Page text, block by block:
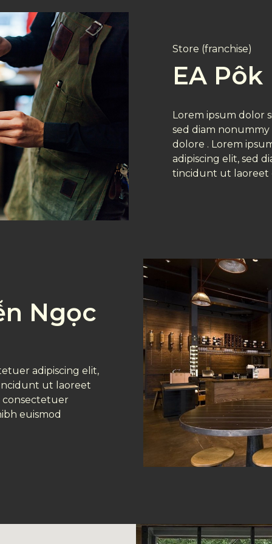
Store (franchise)
EA
Lorem ipsum dolor
sed diam
dolore . Lorem
adipiscing elit, sed
tincidunt ut laoreet
Ngọc
adipiscing elit,
ut laoreet
consectetuer
euismod